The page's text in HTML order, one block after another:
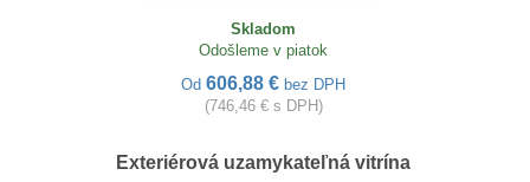
Skladom
Odošleme v piatok
Od 606,88 € bez DPH
(746,46 € s DPH)
Exteriérová uzamykateľná vitrína